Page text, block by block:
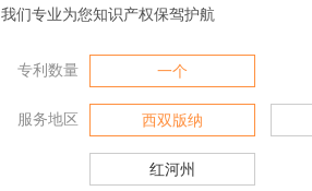
我们专业为您知识产权保驾护航
专利数量 一个
服务地区 西双版纳
红河州